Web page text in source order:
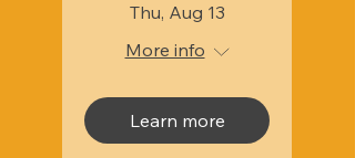
Thu, Aug 13
More info
Learn more